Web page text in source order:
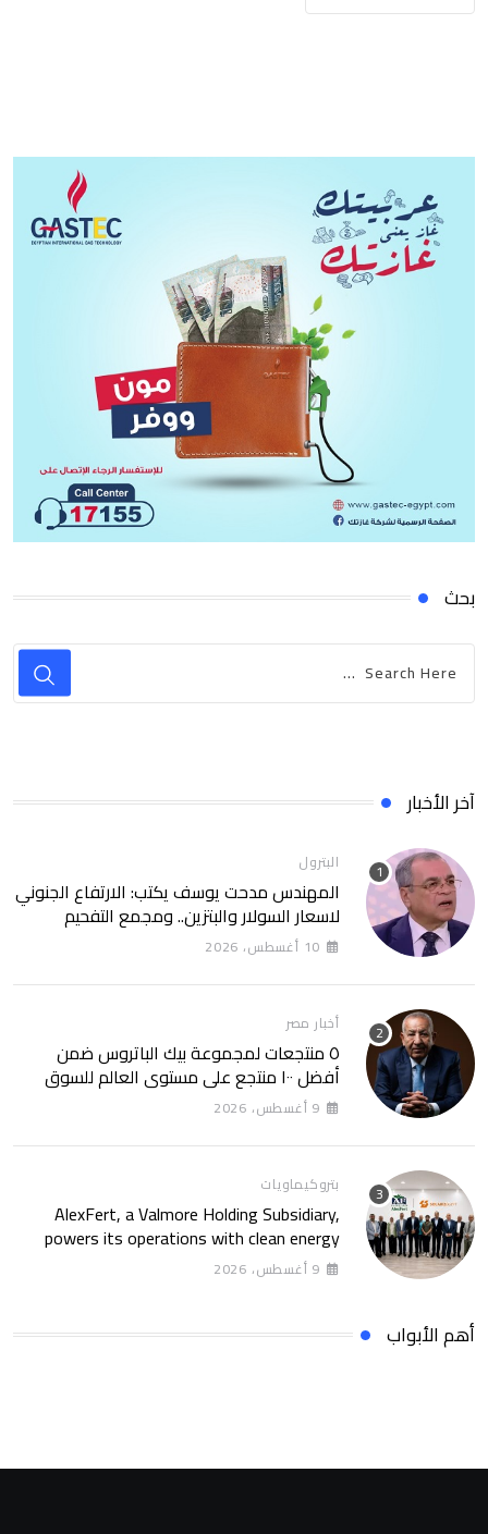
بحث
آخر الأخبار
البترول
المهندس مدحت يوسف يكتب: الارتفاع الجنوني
لاسعار السولار والبتزين.. ومجمع التفحيم
للمازوت بشركة السويس
10 أغسطس، 2026
أخبار مصر
٥ منتجعات لمجموعة بيك الباتروس ضمن
أفضل ١٠٠ منتجع على مستوى العالم للسوق
الروسى
9 أغسطس، 2026
بتروكيماويات
AlexFert, a Valmore Holding Subsidiary,
powers its operations with clean energy
through a 30-year partnership with
SolarizEgypt
9 أغسطس، 2026
أهم الأبواب